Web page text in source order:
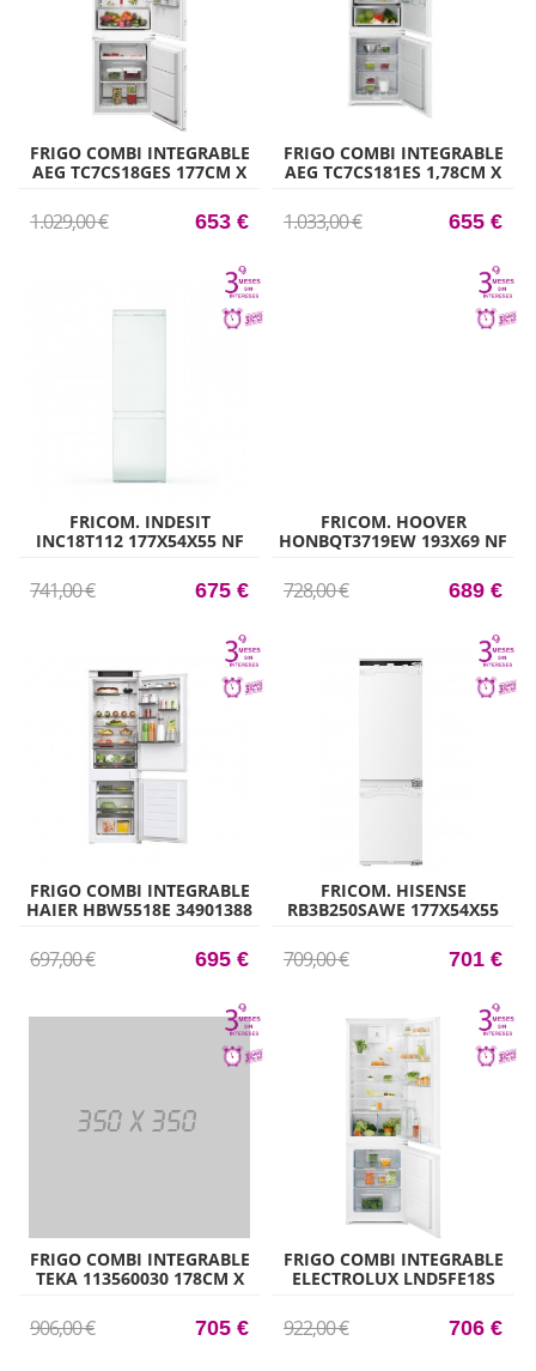
FRIGO COMBI INTEGRABLE
AEG TC7CS18GES 177CM X
1.029,00 € 653 €
FRIGO COMBI INTEGRABLE
AEG TC7CS181ES 1,78CM X
1.033,00 € 655 €
FRICOM. INDESIT
INC18T112 177X54X55 NF
741,00 € 675 €
FRICOM. HOOVER
HONBQT3719EW 193X69 NF
728,00 € 689 €
FRIGO COMBI INTEGRABLE
HAIER HBW5518E 34901388
697,00 € 695 €
FRICOM. HISENSE
RB3B250SAWE 177X54X55
709,00 € 701 €
FRIGO COMBI INTEGRABLE
TEKA 113560030 178CM X
906,00 € 705 €
FRIGO COMBI INTEGRABLE
ELECTROLUX LND5FE18S
922,00 € 706 €